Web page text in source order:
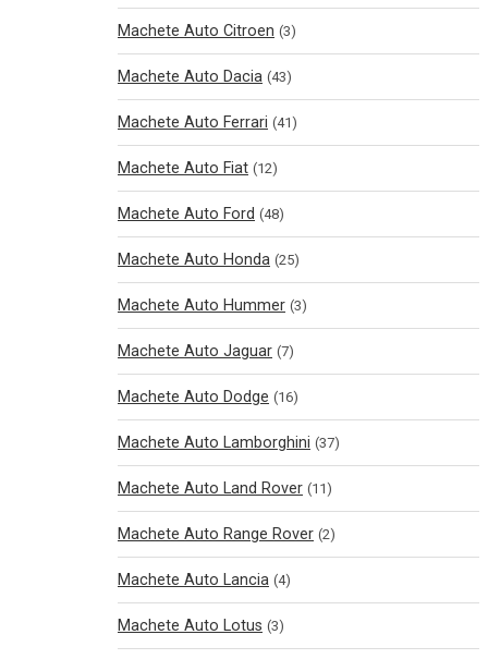
Machete Auto Citroen (3)
Machete Auto Dacia (43)
Machete Auto Ferrari (41)
Machete Auto Fiat (12)
Machete Auto Ford (48)
Machete Auto Honda (25)
Machete Auto Hummer (3)
Machete Auto Jaguar (7)
Machete Auto Dodge (16)
Machete Auto Lamborghini (37)
Machete Auto Land Rover (11)
Machete Auto Range Rover (2)
Machete Auto Lancia (4)
Machete Auto Lotus (3)